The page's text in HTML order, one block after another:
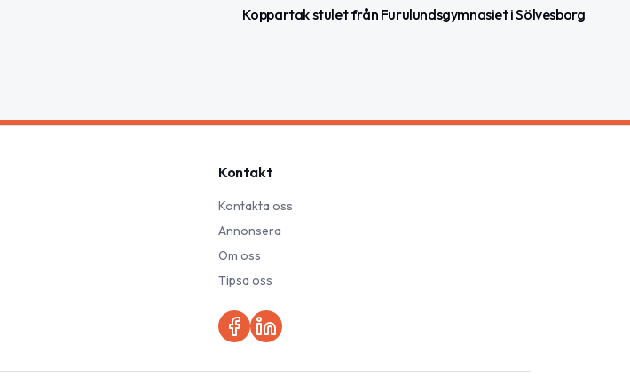
Koppartak stulet från Furulundsgymnasiet i Sölvesborg
Kontakt
Kontakta oss
Annonsera
Om oss
Tipsa oss